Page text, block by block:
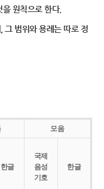
원칙으로 한다.
그 범위와 용례는 따로 정
모음
한글
국제
음성
기호
한글